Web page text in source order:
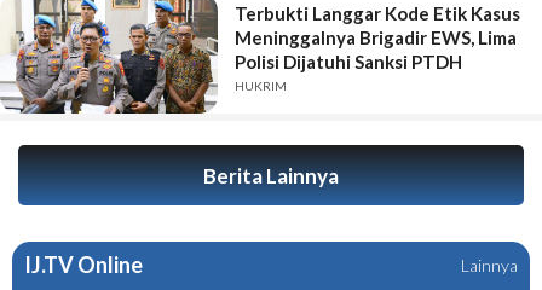
Terbukti Langgar Kode Etik Kasus
Meninggalnya Brigadir EWS, Lima
Polisi Dijatuhi Sanksi PTDH
HUKRIM
Berita Lainnya
IJ.TV Online Lainnya